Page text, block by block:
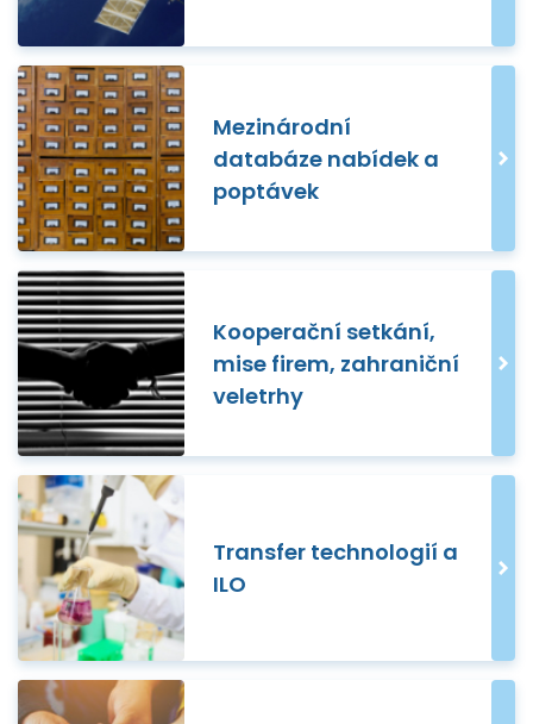
Mezinárodní
databáze nabídek a
poptávek
Kooperační setkání,
mise firem, zahraniční
veletrhy
Transfer technologií a
ILO